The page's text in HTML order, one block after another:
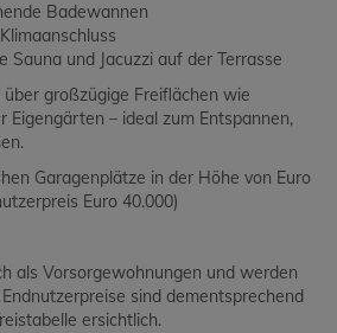
Badewannen
Sauna und Jacuzzi auf der Terrasse
großzügige Freiflächen wie
Eigengärten – ideal zum Entspannen,
Garagenplätze in der Höhe von Euro
Euro 40.000)
als Vorsorgewohnungen und werden
sind dementsprechend
ersichtlich.